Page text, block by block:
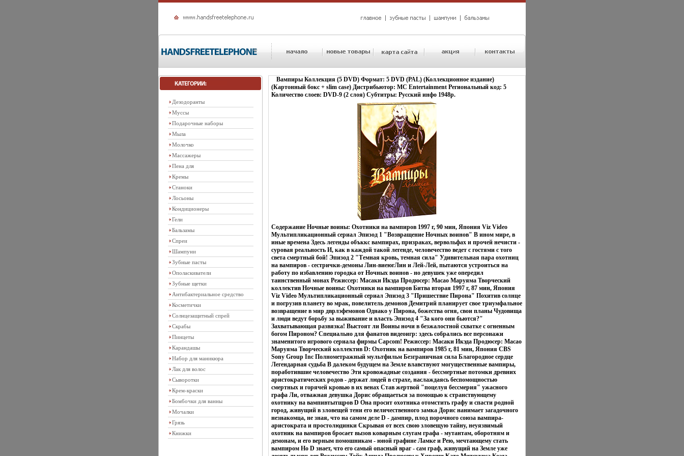
Дезодоранты
Муссы
Подарочные наборы
Мыла
Молочко
Массажеры
Пена для
Кремы
Станоки
Лосьоны
Кондиционеры
Гели
Бальзамы
Спреи
Шампуни
Зубные пасты
Ополаскиватели
Зубные щетки
Антибактериальное средство
Косметички
Солнцезащитный спрей
Скрабы
Пинцеты
Карандашы
Набор для маникюра
Лак для волос
Сыворотки
Крем-краски
Бомбочки для ванны
Мочалки
Грязь
Книжки
Вампиры Коллекция (5 DVD) Формат: 5 DVD (PAL) (Коллекционное издание)
(Картонный бокс + slim case) Дистрибьютор: MC Entertainment Региональный код: 5
Количество слоев: DVD-9 (2 слоя) Субтитры: Русский инфо 1948p.
Содержание Ночные воины: Охотники на вампиров 1997 г, 90 мин, Япония Viz Video
Мультипликационный сериал Эпизод 1 "Возвращение Ночных воинов" В ином мире, в
иные времена Здесь легенды объккс вампирах, призраках, вервольфах и прочей нечисти -
суровая реальность И, как в каждой такой легенде, человечество ведет с гостями с того
света смертный бой! Эпизод 2 "Темная кровь, темная сила" Удивительная пара охотниц
на вампиров - сестрички-демоны Лин-виеюгЛин и Лей-Лей, пытаются устроиться на
работу по избавлению городка от Ночных воинов - но девушек уже опередил
таинственный монах Режиссер: Масаки Икэда Продюсер: Масао Маруяма Творческий
коллектив Ночные воины: Охотники на вампиров Битва вторая 1997 г, 87 мин, Япония
Viz Video Мультипликационный сериал Эпизод 3 "Пришествие Пирона" Похитив солнце
и погрузив планету во мрак, повелитель демонов Демитрий планирует свое триумфальное
возвращение в мир дврлэфемонов Однако у Пирона, божества огня, свои планы Чудовища
и люди ведут борьбу за выживание и власть Эпизод 4 "За кого они бьются?"
Захватывающая развязка! Выстоят ли Воины ночи в безжалостной схватке с огненным
богом Пироном? Специально для фанатов видеоигр: здесь собрались все персонажи
знаменитого игрового сериала фирмы Capcom! Режиссер: Масаки Икэда Продюсер: Масао
Маруяма Творческий коллектив D: Охотник на вампиров 1985 г, 81 мин, Япония CBS
Sony Group Inc Полнометражный мультфильм Безграничная сила Благородное сердце
Легендарная судьба В далеком будущем на Земле влавствуют могущественные вампиры,
поработившие человечество Эти кровожадные создания - бессмертные потомки древних
аристократических родов - держат людей в страхе, наслаждаясь беспомощностью
смертных и горячей кровью в их венах Став жертвой "поцелуя бессмерия" ужасного
графа Ли, отважная девушка Дорис обращаеться за помощью к странствующему
охотнику на вампивтытщров D Она просит охотника отомстить графу и спасти родной
город, живущий в зловещей тени его величественного замка Дорис нанимает загадочного
незнакомца, не зная, что на самом деле D - дампир, плод порочного союза вампира-
аристократа и простолюдинки Скрывая от всех свою зловещую тайну, неуязвимый
охотник на вампиров бросает вызов коварным слугам графа - мутантам, оборотням и
демонам, и его верным помошникам - юной графине Ламке и Рею, мечтающему стать
вампиром Но D знает, что его самый опасный враг - сам граф, живущий на Земле уже